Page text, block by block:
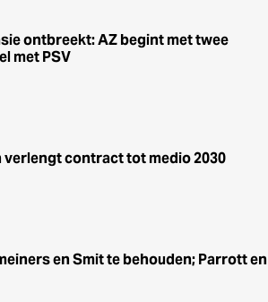
ontbreekt: AZ begint met twee
met PSV
contract tot medio 2030
en Smit te behouden; Parrott en